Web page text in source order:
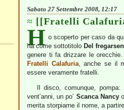
Sabato 27 Settembre 2008, 12:17
[[Fratelli
H o scoperto per caso da
ha come sottotitolo Del
genere ti fa drizzare le
Fratelli Calafuria, anche se il
essere veramente fratelli.
Il disco, comunque,
vent’anni, un po’ Scanca Nancy
merita storpiarne il nome, a